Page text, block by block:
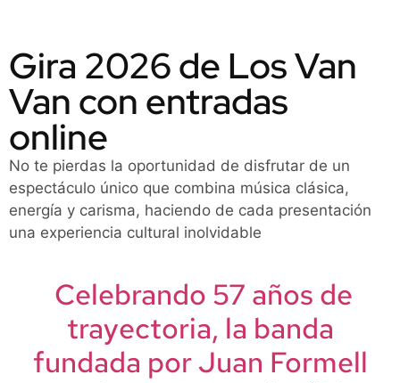
Gira 2026 de Los Van
Van con entradas
online
No te pierdas la oportunidad de disfrutar de un
espectáculo único que combina música clásica,
energía y carisma, haciendo de cada presentación
una experiencia cultural inolvidable
Celebrando 57 años de
trayectoria, la banda
fundada por Juan Formell